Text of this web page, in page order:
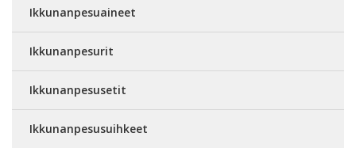
Ikkunanpesuaineet
Ikkunanpesurit
Ikkunanpesusetit
Ikkunanpesusuihkeet